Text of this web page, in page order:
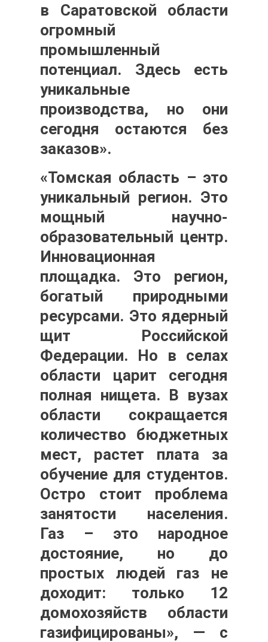
в Саратовской области
огромный
промышленный
потенциал. Здесь есть
уникальные
производства, но они
сегодня остаются без
заказов».
«Томская область – это
уникальный регион. Это
мощный научно-
образовательный центр.
Инновационная
площадка. Это регион,
богатый природными
ресурсами. Это ядерный
щит Российской
Федерации. Но в селах
области царит сегодня
полная нищета. В вузах
области сокращается
количество бюджетных
мест, растет плата за
обучение для студентов.
Остро стоит проблема
занятости населения.
Газ – это народное
достояние, но до
простых людей газ не
доходит: только 12
домохозяйств области
газифицированы», — с